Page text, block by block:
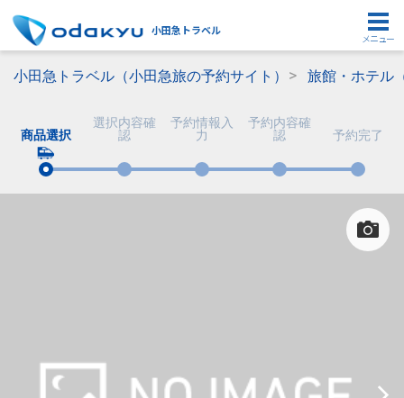
小田急トラベル
メニュー
小田急トラベル（小田急旅の予約サイト） 旅館・ホテル
商品選択
選択内容確
認
予約情報入
力
予約内容確
認
予約完了